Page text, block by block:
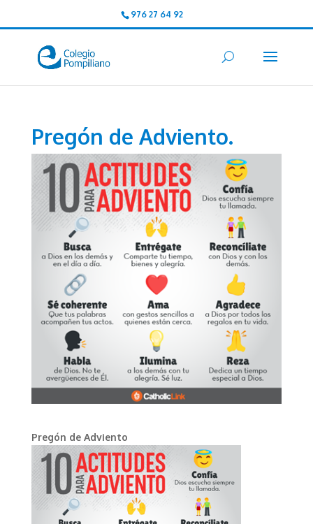
976 27 64 92
Pregón de Adviento.
Pregón de Adviento